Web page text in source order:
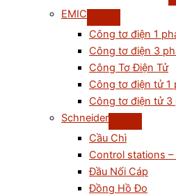
EMIC
Công tơ điện 1
Công tơ điện 3
Công Tơ Điện Tử
Công tơ điện tử 1
Công tơ điện tử 3
Schneider
Cầu Chì
Control stations –
Đầu Nối Cáp
Đồng Hồ Đo